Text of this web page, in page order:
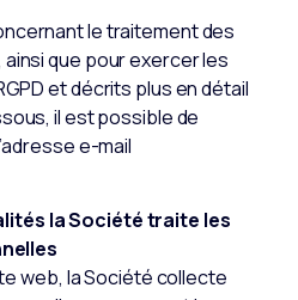
le traitement des
que pour exercer les
et décrits plus en détail
il est possible de
e-mail
la Société traite les
web, la Société collecte